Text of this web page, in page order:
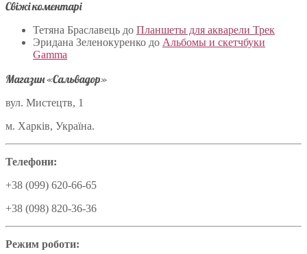
Свіжі коментарі
Тетяна Браславець до Планшеты для акварели Трек
Эридана Зеленокуренко до Альбомы и скетчбуки
Gamma
Магазин «Сальвадор»
вул. Мистецтв, 1
м. Харків, Україна.
Телефони:
+38 (099) 620-66-65
+38 (098) 820-36-36
Режим роботи: